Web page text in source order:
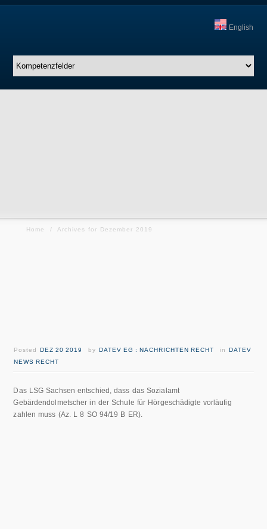
English
Home / Archives for Dezember 2019
PostedDEZ 20 2019 byDATEV EG : NACHRICHTEN RECHT inDATEV
NEWS RECHT
Das LSG Sachsen entschied, dass das Sozialamt
Gebärdendolmetscher in der Schule für Hörgeschädigte vorläufig
zahlen muss (Az. L 8 SO 94/19 B ER).